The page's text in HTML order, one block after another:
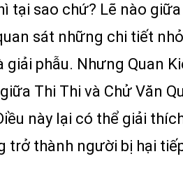
sao chứ? Lẽ nào
sát những chi tiết
phẫu. Nhưng Quan
Thi Thi và Chử Văn
này lại có thể giải
thành người bị hại